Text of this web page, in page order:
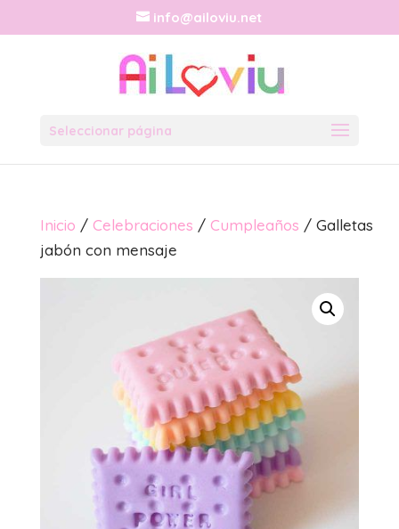
info@ailoviu.net
Seleccionar página
Inicio / Celebraciones / Cumpleaños / Galletas
jabón con mensaje